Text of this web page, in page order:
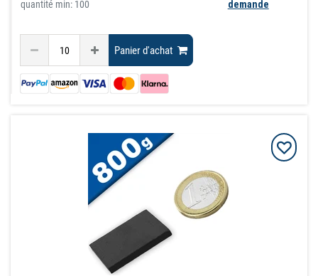
quantité min: 100
demande
Panier d'achat